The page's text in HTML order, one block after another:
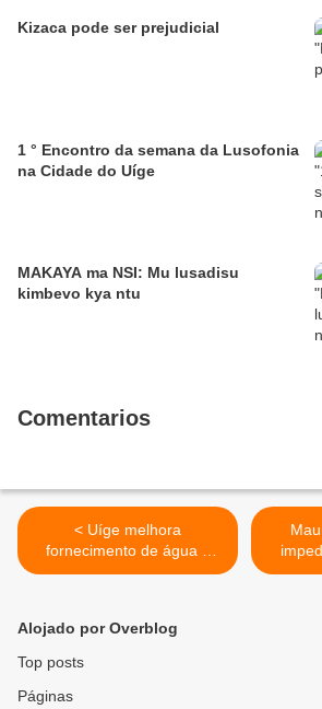
Kizaca pode ser prejudicial
1 ° Encontro da semana da Lusofonia
na Cidade do Uíge
MAKAYA ma NSI: Mu lusadisu
kimbevo kya ntu
Comentarios
< Uíge melhora
fornecimento de água e
energia eléctrica
Alojado por Overblog
Top posts
Páginas